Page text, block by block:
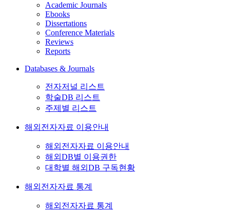
Academic Journals
Ebooks
Dissertations
Conference Materials
Reviews
Reports
Databases & Journals
전자저널 리스트
학술DB 리스트
주제별 리스트
해외전자자료 이용안내
해외전자자료 이용안내
해외DB별 이용권한
대학별 해외DB 구독현황
해외전자자료 통계
해외전자자료 통계